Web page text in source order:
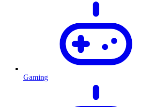
Gaming